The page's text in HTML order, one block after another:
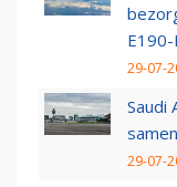
E190-
29-07-
Saudi
29-07-